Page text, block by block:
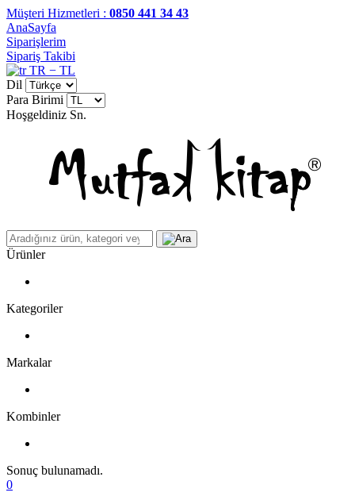
Müşteri Hizmetleri : 0850 441 34 43
AnaSayfa
Siparişlerim
Sipariş Takibi
TR − TL
Dil
Para Birimi
Hoşgeldiniz Sn.
Ürünler
Kategoriler
Markalar
Kombinler
Sonuç bulunamadı.
0